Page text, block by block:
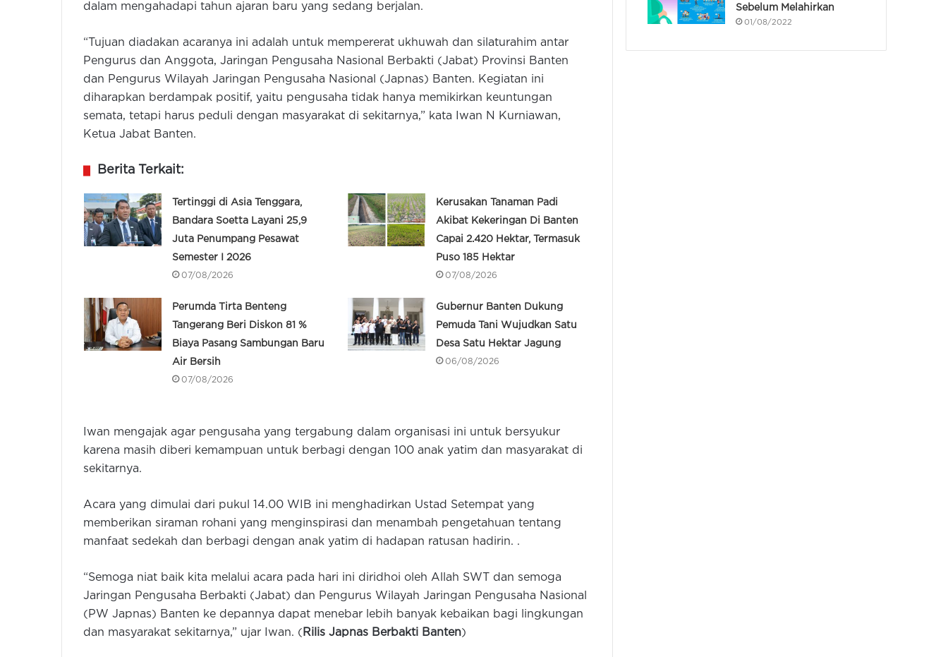
dalam mengahadapi tahun ajaran baru yang sedang berjalan.
“Tujuan diadakan acaranya ini adalah untuk mempererat ukhuwah dan silaturahim antar
Pengurus dan Anggota, Jaringan Pengusaha Nasional Berbakti (Jabat) Provinsi Banten
dan Pengurus Wilayah Jaringan Pengusaha Nasional (Japnas) Banten. Kegiatan ini
diharapkan berdampak positif, yaitu pengusaha tidak hanya memikirkan keuntungan
semata, tetapi harus peduli dengan masyarakat di sekitarnya,” kata Iwan N Kurniawan,
Ketua Jabat Banten.
Berita Terkait:
Tertinggi di Asia Tenggara,
Bandara Soetta Layani 25,9
Juta Penumpang Pesawat
Semester I 2026
07/08/2026
Kerusakan Tanaman Padi
Akibat Kekeringan Di Banten
Capai 2.420 Hektar, Termasuk
Puso 185 Hektar
07/08/2026
Perumda Tirta Benteng
Tangerang Beri Diskon 81 %
Biaya Pasang Sambungan Baru
Air Bersih
07/08/2026
Gubernur Banten Dukung
Pemuda Tani Wujudkan Satu
Desa Satu Hektar Jagung
06/08/2026
Iwan mengajak agar pengusaha yang tergabung dalam organisasi ini untuk bersyukur
karena masih diberi kemampuan untuk berbagi dengan 100 anak yatim dan masyarakat di
sekitarnya.
Acara yang dimulai dari pukul 14.00 WIB ini menghadirkan Ustad Setempat yang
memberikan siraman rohani yang menginspirasi dan menambah pengetahuan tentang
manfaat sedekah dan berbagi dengan anak yatim di hadapan ratusan hadirin. .
“Semoga niat baik kita melalui acara pada hari ini diridhoi oleh Allah SWT dan semoga
Jaringan Pengusaha Berbakti (Jabat) dan Pengurus Wilayah Jaringan Pengusaha Nasional
(PW Japnas) Banten ke depannya dapat menebar lebih banyak kebaikan bagi lingkungan
dan masyarakat sekitarnya,” ujar Iwan. ( Rilis Japnas Berbakti Banten)
Pertanian
Gubernur Banten Hadiri Panen
Raya Padi Organik 1.500 Hektar di
Sebelum Melahirkan
01/08/2022